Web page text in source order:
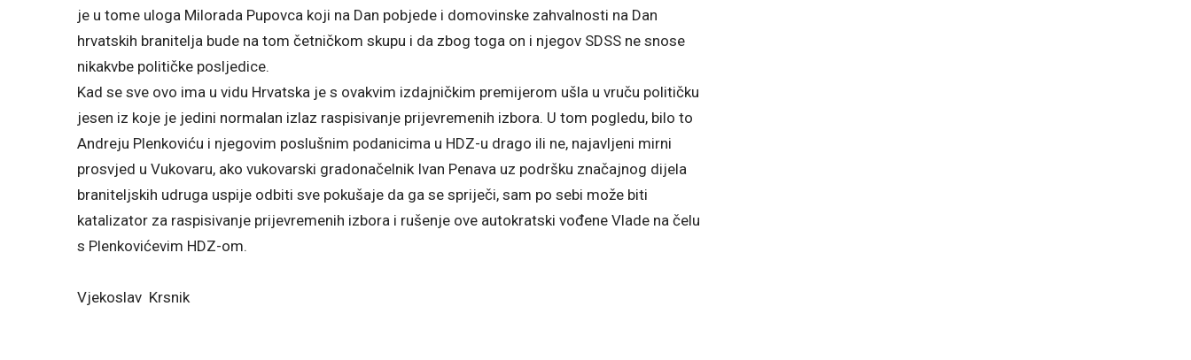
je u tome uloga Milorada Pupovca koji na Dan pobjede i domovinske zahvalnosti na Dan
hrvatskih branitelja bude na tom četničkom skupu i da zbog toga on i njegov SDSS ne snose
nikakvbe političke posljedice.
Kad se sve ovo ima u vidu Hrvatska je s ovakvim izdajničkim premijerom ušla u vruču političku
jesen iz koje je jedini normalan izlaz raspisivanje prijevremenih izbora. U tom pogledu, bilo to
Andreju Plenkoviću i njegovim poslušnim podanicima u HDZ-u drago ili ne, najavljeni mirni
prosvjed u Vukovaru, ako vukovarski gradonačelnik Ivan Penava uz podršku značajnog dijela
braniteljskih udruga uspije odbiti sve pokušaje da ga se spriječi, sam po sebi može biti
katalizator za raspisivanje prijevremenih izbora i rušenje ove autokratski vođene Vlade na čelu
s Plenkovićevim HDZ-om.
Vjekoslav Krsnik